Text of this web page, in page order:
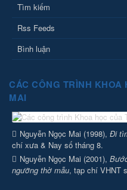
Tìm kiếm
Rss Feeds
Bình luận
CÁC CÔNG TRÌNH KHOA
MAI
Nguyễn Ngọc Mai (1998), Đi
chí xưa & Nay số tháng 8.
Nguyễn Ngọc Mai (2001),
ngưỡng thờ mẫu, tạp chí VHNT